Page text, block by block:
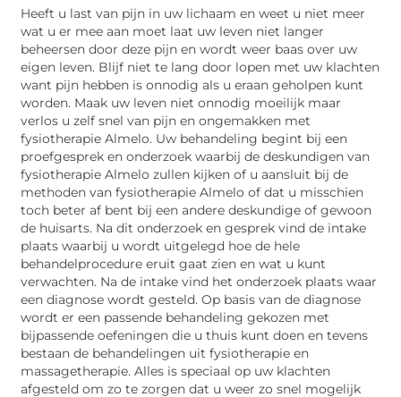
Heeft u last van pijn in uw lichaam en weet u niet meer
wat u er mee aan moet laat uw leven niet langer
beheersen door deze pijn en wordt weer baas over uw
eigen leven. Blijf niet te lang door lopen met uw klachten
want pijn hebben is onnodig als u eraan geholpen kunt
worden. Maak uw leven niet onnodig moeilijk maar
verlos u zelf snel van pijn en ongemakken met
fysiotherapie Almelo. Uw behandeling begint bij een
proefgesprek en onderzoek waarbij de deskundigen van
fysiotherapie Almelo zullen kijken of u aansluit bij de
methoden van fysiotherapie Almelo of dat u misschien
toch beter af bent bij een andere deskundige of gewoon
de huisarts. Na dit onderzoek en gesprek vind de intake
plaats waarbij u wordt uitgelegd hoe de hele
behandelprocedure eruit gaat zien en wat u kunt
verwachten. Na de intake vind het onderzoek plaats waar
een diagnose wordt gesteld. Op basis van de diagnose
wordt er een passende behandeling gekozen met
bijpassende oefeningen die u thuis kunt doen en tevens
bestaan de behandelingen uit fysiotherapie en
massagetherapie. Alles is speciaal op uw klachten
afgesteld om zo te zorgen dat u weer zo snel mogelijk